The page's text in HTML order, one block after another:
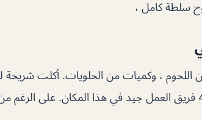
سلطة كامل ،
اللحوم ، وكميات من الحلويات. أكلت